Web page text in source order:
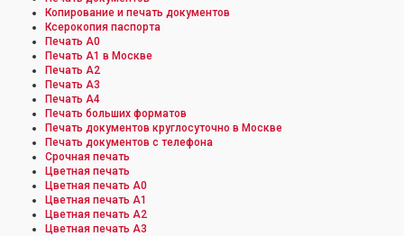
Копирование и печать документов
Ксерокопия паспорта
Печать А0
Печать А1 в Москве
Печать А2
Печать А3
Печать А4
Печать больших форматов
Печать документов круглосуточно в Москве
Печать документов с телефона
Срочная печать
Цветная печать
Цветная печать А0
Цветная печать А1
Цветная печать А2
Цветная печать А3